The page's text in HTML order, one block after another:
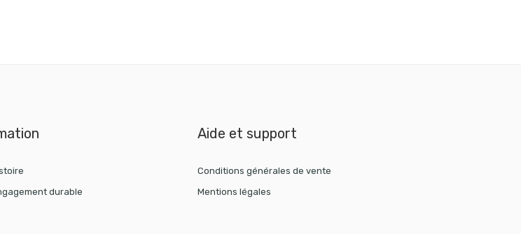
durable
Aide et support
Conditions générales de vente
Mentions légales